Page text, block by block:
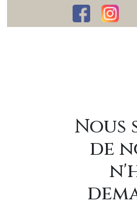
Nous
de